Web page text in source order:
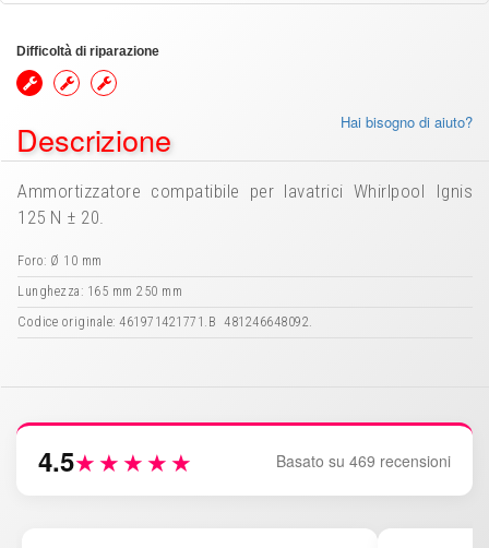
Difficoltà di riparazione
Hai bisogno di aiuto?
Descrizione
Ammortizzatore compatibile per lavatrici Whirlpool Ignis
125 N ± 20.
Foro: Ø 10 mm
Lunghezza: 165 mm 250 mm
Codice originale: 461971421771.B 481246648092.
4.5★★★★★ Basato su 469 recensioni